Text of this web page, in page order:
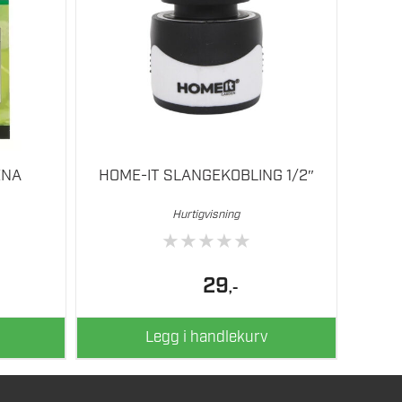
HOME-IT SLANGEKOBLING 1/2″
Hurtigvisning
★★★★★
29,-
Legg i handlekurv